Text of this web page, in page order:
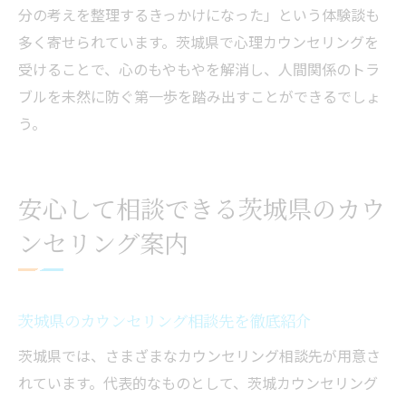
分の考えを整理するきっかけになった」という体験談も
多く寄せられています。茨城県で心理カウンセリングを
受けることで、心のもやもやを解消し、人間関係のトラ
ブルを未然に防ぐ第一歩を踏み出すことができるでしょ
う。
安心して相談できる茨城県のカウ
ンセリング案内
茨城県のカウンセリング相談先を徹底紹介
茨城県では、さまざまなカウンセリング相談先が用意さ
れています。代表的なものとして、茨城カウンセリング